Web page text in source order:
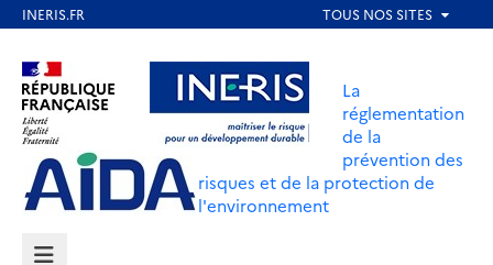
contenu
principal
Aller au contenu Aller au menu
Aller au pied de page
La
réglementation
de la
prévention des
risques et de la protection de
l'environnement
MENU